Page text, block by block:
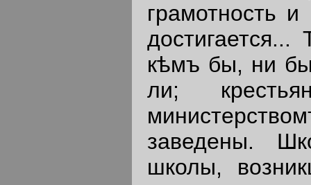
грамотность
кѣмъ бы, ни
ли;
заведены.
школы,